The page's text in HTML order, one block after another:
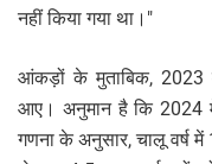
नहीं किया गया था।"
आंकड़ों के मुताबिक, 2023
आए। अनुमान है कि 2024
गणना के अनुसार, चालू वर्ष